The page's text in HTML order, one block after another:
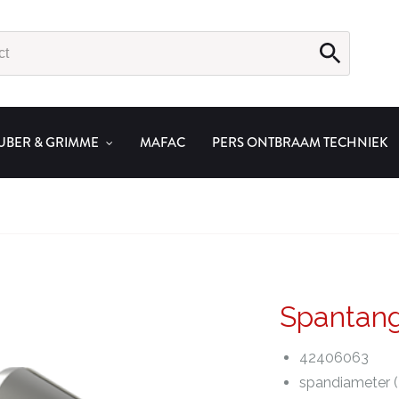
& GRIMME MAFAC PERS ONTBRAAM TECHNIEK
42406063
spandiameter